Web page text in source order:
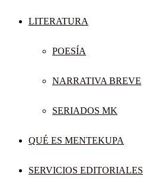
LITERATURA
POESÍA
NARRATIVA BREVE
SERIADOS MK
QUÉ ES MENTEKUPA
SERVICIOS EDITORIALES